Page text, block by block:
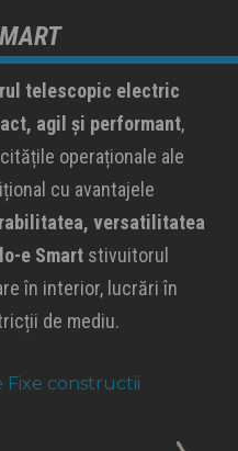
telescopic electric
agil și performant,
operaționale ale
cu avantajele
versatilitatea
e Smart stivuitorul
în interior, lucrări în
de mediu.